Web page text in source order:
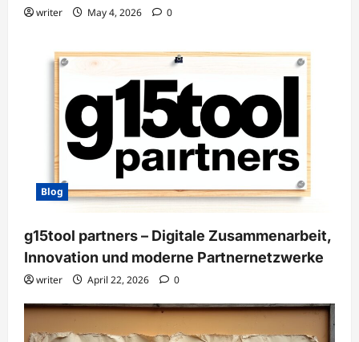
writer May 4, 2026 0
Blog
g15tool partners – Digitale Zusammenarbeit,
Innovation und moderne Partnernetzwerke
writer April 22, 2026 0